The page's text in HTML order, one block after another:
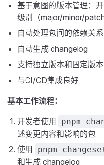
基于意图的版本管理：
级别（major/minor/patch
自动处理包间的依赖关
自动生成 changelog
支持独立版本和固定版
与CI/CD集成良好
基本工作流程：
开发者使用 pnpm
述变更内容和影响的包
使用
pnpm
和生成 changelog